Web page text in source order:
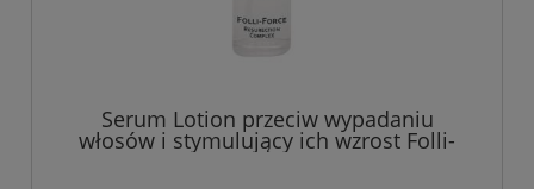
Serum Lotion przeciw wypadaniu
włosów i stymulujący ich wzrost Folli-
Force Theo Marvee 30 ml